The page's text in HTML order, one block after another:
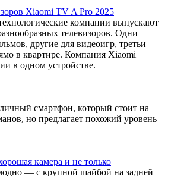
Xiaomi TV A Pro 2025
компании выпускают
телевизоров. Одни
другие для видеоигр, третьи
в квартире. Компания Xiaomi
в одном устройстве.
смартфон, который стоит на
но предлагает похожий уровень
камера и не только
— с крупной шайбой на задней